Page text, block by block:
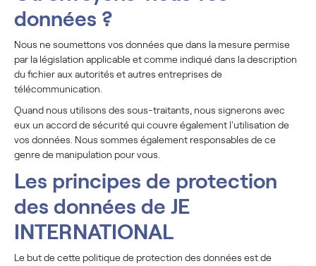
données ?
Nous ne soumettons vos données que dans la mesure permise
par la législation applicable et comme indiqué dans la description
du fichier aux autorités et autres entreprises de
télécommunication.
Quand nous utilisons des sous-traitants, nous signerons avec
eux un accord de sécurité qui couvre également l'utilisation de
vos données. Nous sommes également responsables de ce
genre de manipulation pour vous.
Les principes de protection
des données de JE
INTERNATIONAL
Le but de cette politique de protection des données est de